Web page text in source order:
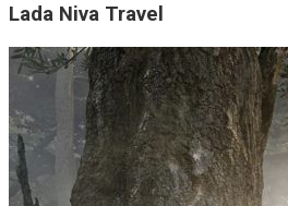
Lada Niva Travel